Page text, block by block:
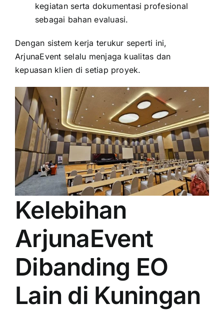
kegiatan serta dokumentasi profesional
sebagai bahan evaluasi.
Dengan sistem kerja terukur seperti ini,
ArjunaEvent selalu menjaga kualitas dan
kepuasan klien di setiap proyek.
Kelebihan
ArjunaEvent
Dibanding EO
Lain di Kuningan